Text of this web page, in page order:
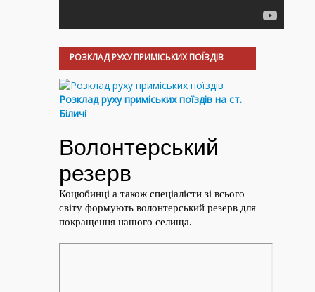
РОЗКЛАД РУХУ ПРИМІСЬКИХ ПОЇЗДІВ
Розклад руху приміських поїздів на ст.
Біличі